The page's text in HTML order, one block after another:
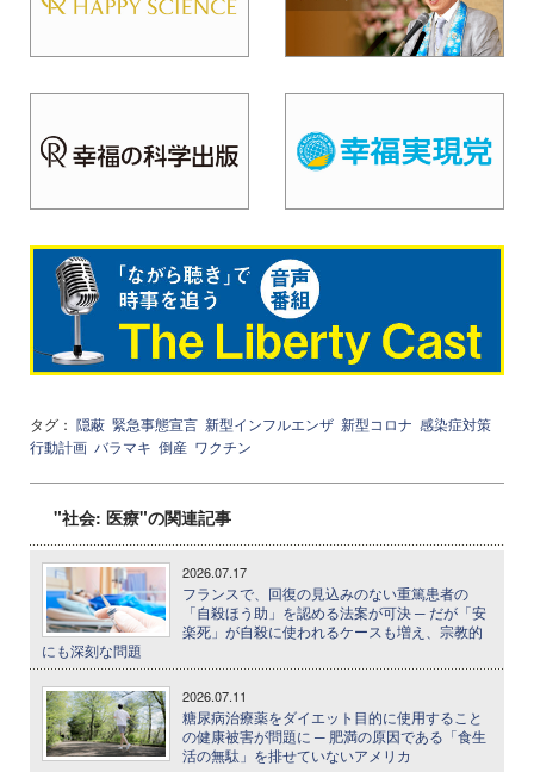
タグ： 隠蔽 緊急事態宣言 新型インフルエンザ 新型コロナ 感染症対策
行動計画 バラマキ 倒産 ワクチン
"社会: 医療"の関連記事
2026.07.17
フランスで、回復の見込みのない重篤患者の
「自殺ほう助」を認める法案が可決 ─ だが「安
楽死」が自殺に使われるケースも増え、宗教的
にも深刻な問題
2026.07.11
糖尿病治療薬をダイエット目的に使用すること
の健康被害が問題に ─ 肥満の原因である「食生
活の無駄」を排せていないアメリカ